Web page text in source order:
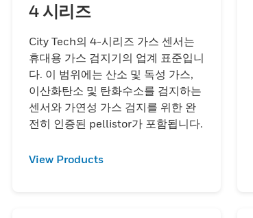
4 시리즈
City Tech의 4-시리즈 가스 센서는
휴대용 가스 검지기의 업계 표준입니
다. 이 범위에는 산소 및 독성 가스,
이산화탄소 및 탄화수소를 검지하는
센서와 가연성 가스 검지를 위한 완
전히 인증된 pellistor가 포함됩니다.
View Products